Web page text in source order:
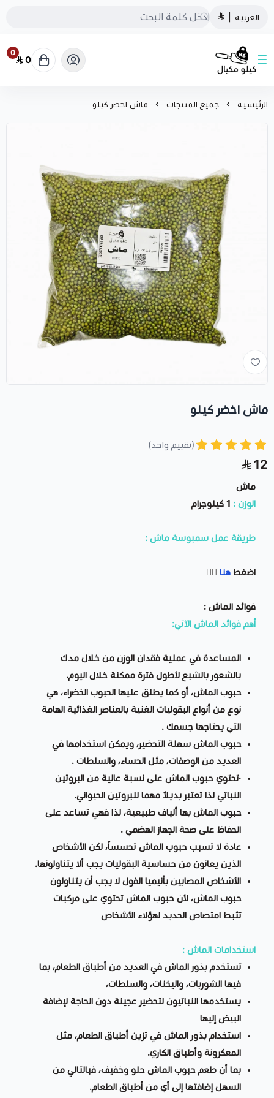
العربية
كيلو مكيال
0
0
الرئيسية جميع المنتجات ماش اخضر كيلو
ماش اخضر كيلو
(تقييم واحد)
12
ماش
الوزن : 1 كيلوجرام
طريقة عمل سمبوسة ماش :
اضغط هنا 👉🏻
فوائد الماش :
أهم فوائد الماش الآتي:
المساعدة في عملية فقدان الوزن من خلال مدك
بالشعور بالشبع لأطول فترة ممكنة خلال اليوم.
حبوب الماش، أو كما يطلق عليها الحبوب الخضراء، هي
نوع من أنواع البقوليات الغنية بالعناصر الغذائية الهامة
التي يحتاجها جسمك .
حبوب الماش سهلة التحضير، ويمكن استخدامها في
العديد من الوصفات، مثل الحساء، والسلطات .
·تحتوي حبوب الماش على نسبة عالية من البروتين
النباتي لذا تعتبر بديلاً مهما للبروتين الحيواني.
حبوب الماش بها ألياف طبيعية، لذا فهي تساعد على
الحفاظ على صحة الجهاز الهضمي .
عادة لا تسبب حبوب الماش تحسساً، لكن الأشخاص
الذين يعانون من حساسية البقوليات يجب ألا يتناولونها.
الأشخاص المصابين بأنيميا الفول لا يجب أن يتناولون
حبوب الماش، لأن حبوب الماش تحتوي على مركبات
تثبط امتصاص الحديد لهؤلاء الأشخاص
استخدامات الماش :
تستخدم بذور الماش في العديد من أطباق الطعام، بما
فيها الشوربات، واليخنات، والسلطات،
يستخدمها النباتيون لتحضير عجينة دون الحاجة لإضافة
البيض إليها
استخدام بذور الماش في تزين أطباق الطعام، مثل
المعكرونة وأطباق الكاري.
بما أن طعم حبوب الماش حلو وخفيف، فبالتالي من
السهل إضافتها إلى أي من أطباق الطعام.